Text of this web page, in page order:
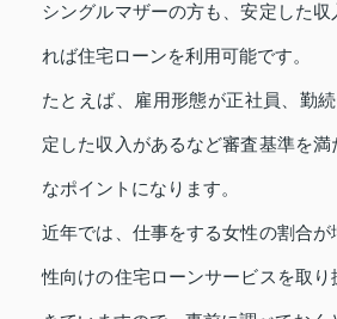
シングルマザーの方も、安定した収
れば住宅ローンを利用可能です。
たとえば、雇用形態が正社員、勤
定した収入があるなど審査基準を
なポイントになります。
近年では、仕事をする女性の割合
性向けの住宅ローンサービスを取り